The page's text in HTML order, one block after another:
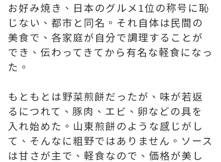
お好み焼き、日本のグルメ1位の称号に恥
じない、都市と同名。それ自体は民間の
美食で、各家庭が自分で調理することが
でき、伝わってきてから有名な軽食になっ
た。
もともとは野菜煎餅だったが、味が若返
るにつれて、豚肉、エビ、卵などの具を
入れ始めた。山東煎餅のような感じがし
て、そんなに粗野ではありません。ソース
は甘さが主で、軽食なので、価格が美し